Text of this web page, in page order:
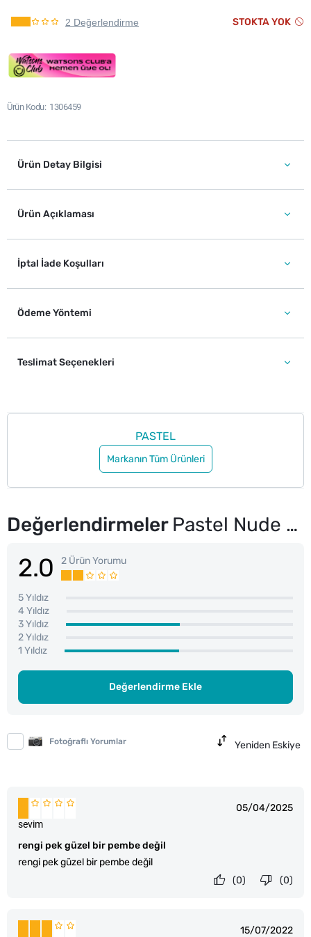
2 Değerlendirme STOKTA YOK
Ürün Kodu 1306459
Ürün Detay Bilgisi
Ürün Açıklaması
İptal İade Koşulları
Ödeme Yöntemi
Teslimat Seçenekleri
PASTEL
Markanın Tüm Ürünleri
Değerlendirmeler Pastel Nude Lipstick Nude Ruj 542
2.0 2 Ürün Yorumu
5 Yıldız
4 Yıldız
3 Yıldız
2 Yıldız
1 Yıldız
Değerlendirme Ekle
Fotoğraflı Yorumlar Yeniden Eskiye
05/04/2025
rengi pek güzel bir pembe değil
rengi pek güzel bir pembe değil
sevim
(0)
(0)
15/07/2022